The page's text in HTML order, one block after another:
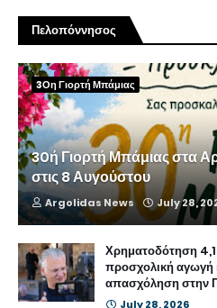
Πελοπόννησος
3Οη Γιορτή Μπάμιας
30ή Γιορτή Μπάμιας στα
στις 8 Αυγούστου
Argolidas News July 28,
Χρηματοδότηση 4,1
προσχολική αγωγή
απασχόληση στην
July 28, 2026